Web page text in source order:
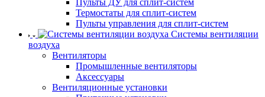
Пульты ДУ для сплит-систем
Термостаты для сплит-систем
Пульты управления для сплит-систем
Системы вентиляции
воздуха
Вентиляторы
Промышленные вентиляторы
Аксессуары
Вентиляционные установки